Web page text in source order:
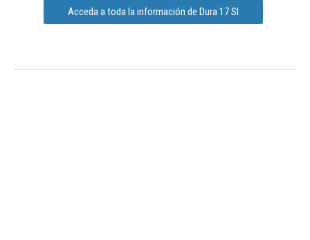
Acceda a toda la información de Dura 17 Sl